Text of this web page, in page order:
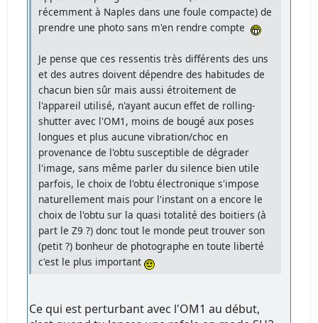
récemment à Naples dans une foule compacte) de
prendre une photo sans m'en rendre compte
Je pense que ces ressentis très différents des uns
et des autres doivent dépendre des habitudes de
chacun bien sûr mais aussi étroitement de
l'appareil utilisé, n'ayant aucun effet de rolling-
shutter avec l'OM1, moins de bougé aux poses
longues et plus aucune vibration/choc en
provenance de l'obtu susceptible de dégrader
l'image, sans même parler du silence bien utile
parfois, le choix de l'obtu électronique s'impose
naturellement mais pour l'instant on a encore le
choix de l'obtu sur la quasi totalité des boitiers (à
part le Z9 ?) donc tout le monde peut trouver son
(petit ?) bonheur de photographe en toute liberté
c'est le plus important
Ce qui est perturbant avec l'OM1 au début,